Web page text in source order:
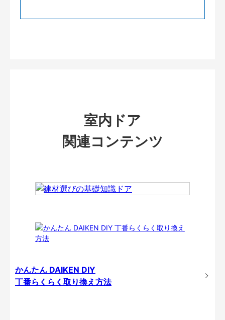
室内ドア
関連コンテンツ
かんたん DAIKEN DIY
丁番らくらく取り換え方法